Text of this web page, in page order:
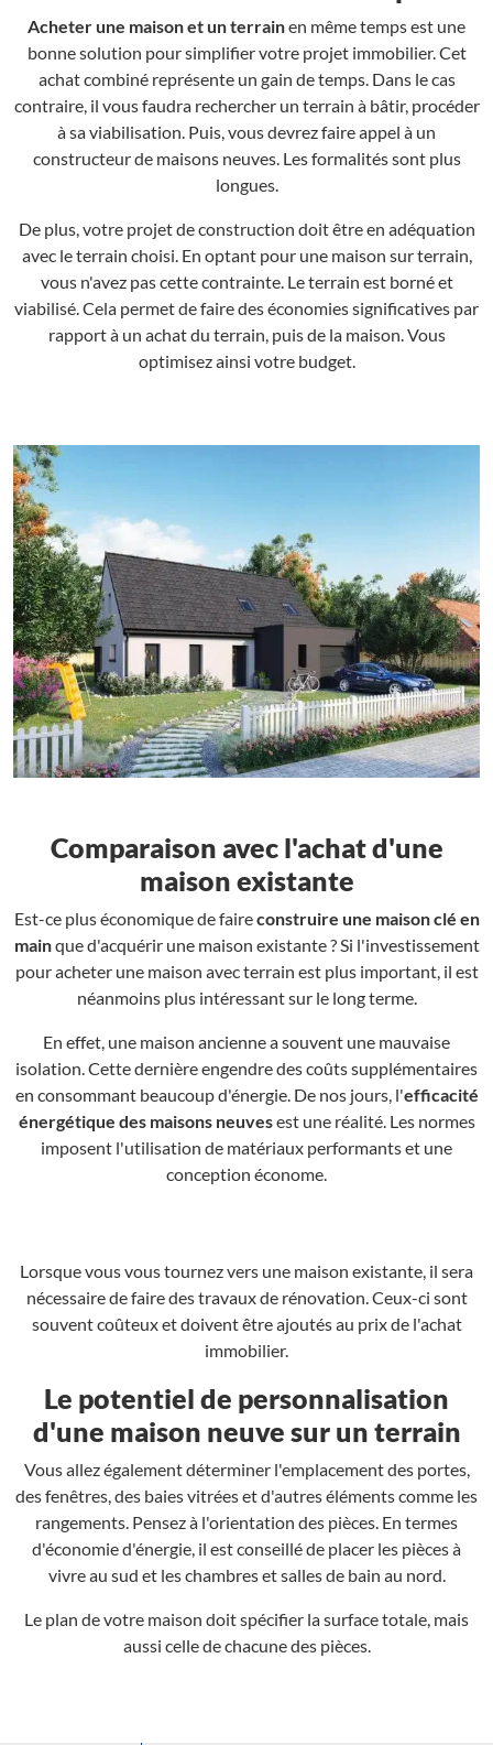
Acheter une maison et un terrainen même temps est une
bonne solution pour simplifier votre projet immobilier. Cet
achat combiné représente un gain de temps. Dans le cas
contraire, il vous faudra rechercher un terrain à bâtir, procéder
à sa viabilisation. Puis, vous devrez faire appel à un
constructeur de maisons neuves. Les formalités sont plus
longues.
De plus, votre projet de construction doit être en adéquation
avec le terrain choisi. En optant pour une maison sur terrain,
vous n'avez pas cette contrainte. Le terrain est borné et
viabilisé. Cela permet de faire des économies significatives par
rapport à un achat du terrain, puis de la maison. Vous
optimisez ainsi votre budget.
Comparaison avec l'achat d'une
maison existante
Est-ce plus économique de faireconstruire une maison clé en
mainque d'acquérir une maison existante ? Si l'investissement
pour acheter une maison avec terrain est plus important, il est
néanmoins plus intéressant sur le long terme.
En effet, une maison ancienne a souvent une mauvaise
isolation. Cette dernière engendre des coûts supplémentaires
en consommant beaucoup d'énergie. De nos jours, l'efficacité
énergétique des maisons neuvesest une réalité. Les normes
imposent l'utilisation de matériaux performants et une
conception économe.
Lorsque vous vous tournez vers une maison existante, il sera
nécessaire de faire des travaux de rénovation. Ceux-ci sont
souvent coûteux et doivent être ajoutés au prix de l'achat
immobilier.
Le potentiel de personnalisation
d'une maison neuve sur un terrain
Vous allez également déterminer l'emplacement des portes,
des fenêtres, des baies vitrées et d'autres éléments comme les
rangements. Pensez à l'orientation des pièces. En termes
d'économie d'énergie, il est conseillé de placer les pièces à
vivre au sud et les chambres et salles de bain au nord.
Le plan de votre maison doit spécifier la surface totale, mais
aussi celle de chacune des pièces.